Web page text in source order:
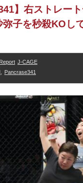
】右ストレー
子を秒殺KOし
Report J-CAGE
Pancrase341